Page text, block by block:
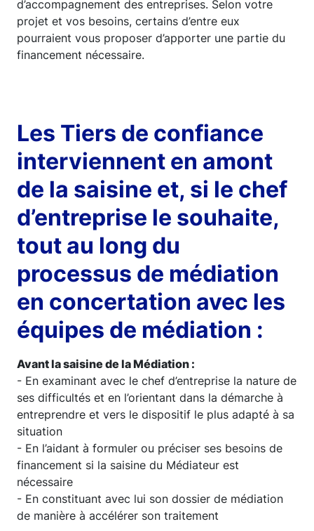
d’accompagnement des entreprises. Selon votre
projet et vos besoins, certains d’entre eux
pourraient vous proposer d’apporter une partie du
financement nécessaire.
Les Tiers de confiance
interviennent en amont
de la saisine et, si le chef
d’entreprise le souhaite,
tout au long du
processus de médiation
en concertation avec les
équipes de médiation :
Avant la saisine de la Médiation :
- En examinant avec le chef d’entreprise la nature de
ses difficultés et en l’orientant dans la démarche à
entreprendre et vers le dispositif le plus adapté à sa
situation
- En l’aidant à formuler ou préciser ses besoins de
financement si la saisine du Médiateur est
nécessaire
- En constituant avec lui son dossier de médiation
de manière à accélérer son traitement